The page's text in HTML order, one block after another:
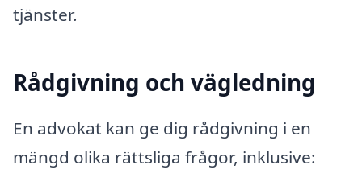
tjänster.
Rådgivning och vägledning
En advokat kan ge dig rådgivning i en
mängd olika rättsliga frågor, inklusive: